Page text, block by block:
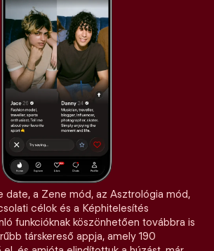
date, a Zene mód, az Asztrológia mód,
célok és a Képhitelesítés
funkcióknak köszönhetően továbbra is
társkereső appja, amely 190